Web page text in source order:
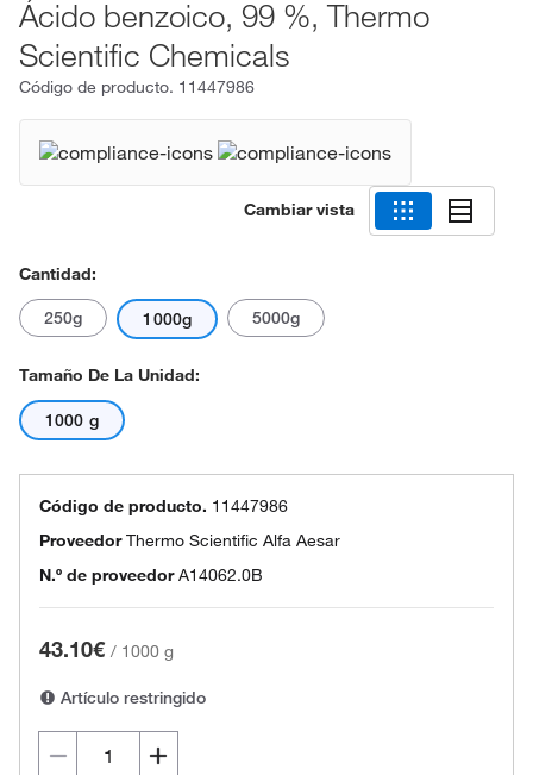
Ácido benzoico, 99 %, Thermo
Scientific Chemicals
Código de producto. 11447986
Cambiar vista
Cantidad:
250g 1000g 5000g
Tamaño De La Unidad:
1000 g
Código de producto. 11447986
ProveedorThermo Scientific Alfa Aesar
N.º de proveedor A14062.0B
43.10€ / 1000 g
Artículo restringido